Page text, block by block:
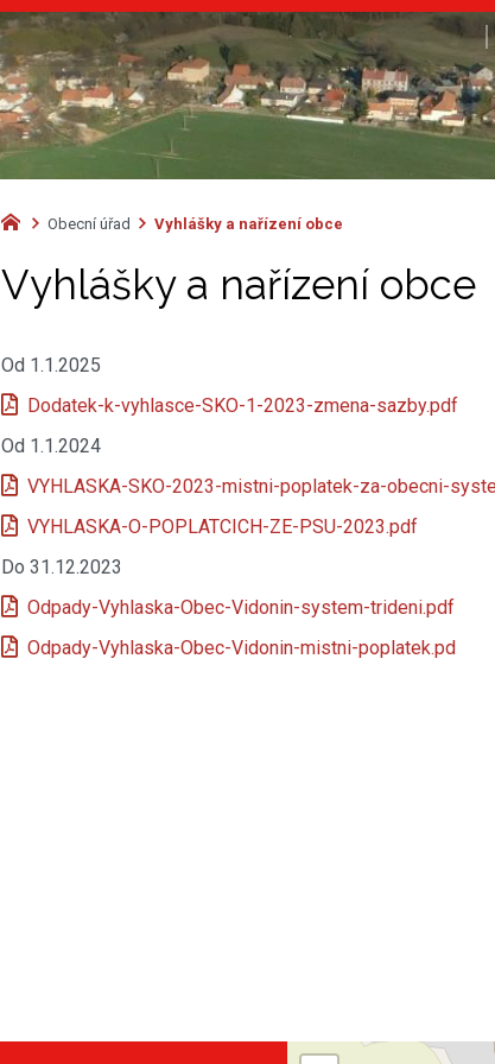
Obecní úřad Vyhlášky a nařízení obce
Vyhlášky a nařízení obce
Od 1.1.2025
Dodatek-k-vyhlasce-SKO-1-2023-zmena-sazby.pdf
Od 1.1.2024
VYHLASKA-SKO-2023-mistni-poplatek-za-obecni-
VYHLASKA-O-POPLATCICH-ZE-PSU-2023.pdf
Do 31.12.2023
Odpady-Vyhlaska-Obec-Vidonin-system-trideni.pdf
Odpady-Vyhlaska-Obec-Vidonin-mistni-poplatek.pd